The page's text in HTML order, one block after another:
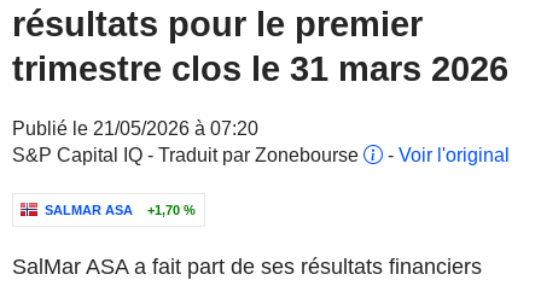
résultats pour le premier
trimestre clos le 31 mars 2026
Publié le 21/05/2026 à 07:20
S&P Capital IQ - Traduit par Zonebourse
- Voir l'original
SALMAR ASA +1,70 %
SalMar ASA a fait part de ses résultats financiers